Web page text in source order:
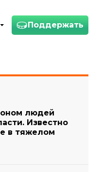
Поддержать
людей
Известно
в тяжелом